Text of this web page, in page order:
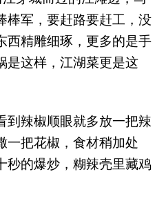
棒军，要赶路要赶工，没
西精雕细琢，更多的是手
是这样，江湖菜更是这
到辣椒顺眼就多放一把辣
一把花椒，食材稍加处
秒的爆炒，糊辣壳里藏鸡